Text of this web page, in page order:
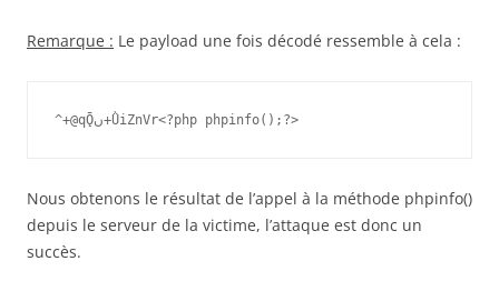
Remarque : Le payload une fois décodé ressemble à cela :
^+@qǬں+ǛiZnVr<?php phpinfo();?>
Nous obtenons le résultat de l’appel à la méthode phpinfo()
depuis le serveur de la victime, l’attaque est donc un
succès.